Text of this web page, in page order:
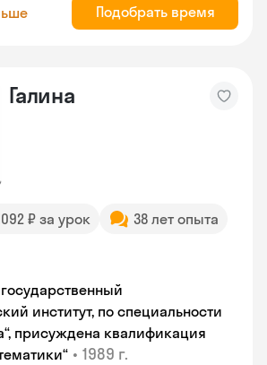
Подобрать время
Галина
₽ за урок
38 лет опыта
институт, по специальности
присуждена квалификация
• 1989 г.